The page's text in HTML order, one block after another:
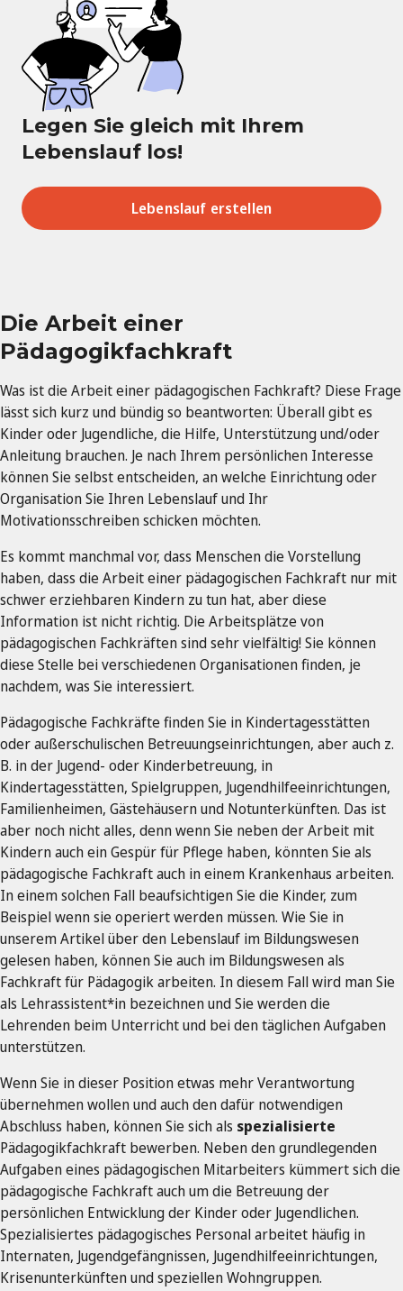
Legen Sie gleich mit Ihrem
Lebenslauf los!
Lebenslauf erstellen
Die Arbeit einer
Pädagogikfachkraft
Was ist die Arbeit einer pädagogischen Fachkraft? Diese Frage
lässt sich kurz und bündig so beantworten: Überall gibt es
Kinder oder Jugendliche, die Hilfe, Unterstützung und/oder
Anleitung brauchen. Je nach Ihrem persönlichen Interesse
können Sie selbst entscheiden, an welche Einrichtung oder
Organisation Sie Ihren Lebenslauf und Ihr
Motivationsschreiben schicken möchten.
Es kommt manchmal vor, dass Menschen die Vorstellung
haben, dass die Arbeit einer pädagogischen Fachkraft nur mit
schwer erziehbaren Kindern zu tun hat, aber diese
Information ist nicht richtig. Die Arbeitsplätze von
pädagogischen Fachkräften sind sehr vielfältig! Sie können
diese Stelle bei verschiedenen Organisationen finden, je
nachdem, was Sie interessiert.
Pädagogische Fachkräfte finden Sie in Kindertagesstätten
oder außerschulischen Betreuungseinrichtungen, aber auch z.
B. in der Jugend- oder Kinderbetreuung, in
Kindertagesstätten, Spielgruppen, Jugendhilfeeinrichtungen,
Familienheimen, Gästehäusern und Notunterkünften. Das ist
aber noch nicht alles, denn wenn Sie neben der Arbeit mit
Kindern auch ein Gespür für Pflege haben, könnten Sie als
pädagogische Fachkraft auch in einem Krankenhaus arbeiten.
In einem solchen Fall beaufsichtigen Sie die Kinder, zum
Beispiel wenn sie operiert werden müssen. Wie Sie in
unserem Artikel über den Lebenslauf im Bildungswesen
gelesen haben, können Sie auch im Bildungswesen als
Fachkraft für Pädagogik arbeiten. In diesem Fall wird man Sie
als Lehrassistent*in bezeichnen und Sie werden die
Lehrenden beim Unterricht und bei den täglichen Aufgaben
unterstützen.
Wenn Sie in dieser Position etwas mehr Verantwortung
übernehmen wollen und auch den dafür notwendigen
Abschluss haben, können Sie sich als spezialisierte
Pädagogikfachkraft bewerben. Neben den grundlegenden
Aufgaben eines pädagogischen Mitarbeiters kümmert sich die
pädagogische Fachkraft auch um die Betreuung der
persönlichen Entwicklung der Kinder oder Jugendlichen.
Spezialisiertes pädagogisches Personal arbeitet häufig in
Internaten, Jugendgefängnissen, Jugendhilfeeinrichtungen,
Krisenunterkünften und speziellen Wohngruppen.